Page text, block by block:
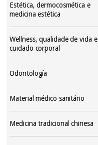
Estética, dermocosmética e
medicina estética
Wellness, qualidade de vida e
cuidado corporal
Odontología
Material médico sanitário
Medicina tradicional chinesa